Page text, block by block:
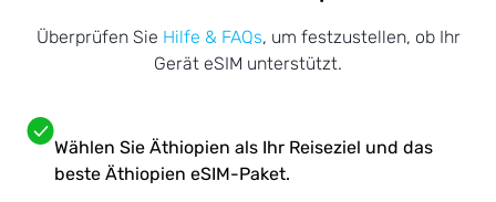
Überprüfen Sie Hilfe & FAQs, um festzustellen, ob Ihr
Gerät eSIM unterstützt.
Wählen Sie Äthiopien als Ihr Reiseziel und das
beste Äthiopien eSIM-Paket.